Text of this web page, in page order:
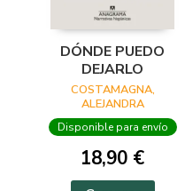
DÓNDE PUEDO
DEJARLO
COSTAMAGNA,
ALEJANDRA
Disponible para envío
18,90 €